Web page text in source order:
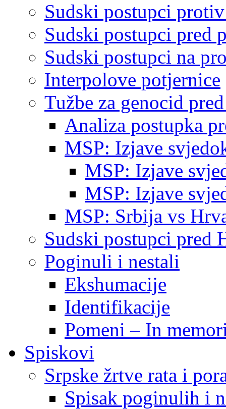
Sudski postupci
Sudski postupci pred
Sudski postupci na
Interpolove potjernice
Tužbe za genocid
Analiza postupka
MSP: Izjave
MSP: Izjave
MSP: Izjave
MSP: Srbija vs
Sudski postupci pred
Poginuli i nestali
Ekshumacije
Identifikacije
Pomeni – In
Spiskovi
Srpske žrtve rata i
Spisak poginulih i